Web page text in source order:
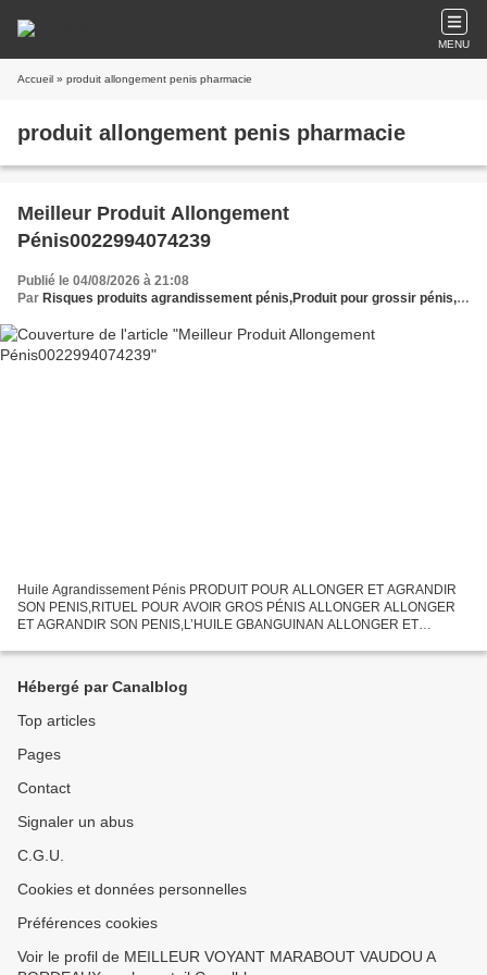
MENU
Accueil » produit allongement penis pharmacie
produit allongement penis pharmacie
Meilleur Produit Allongement
Pénis0022994074239
Publié le 04/08/2026 à 21:08
Par Risques produits agrandissement pénis,Produit pour grossir pénis,Avis produit allongement pénis,Produit pour taille pénis,Sérum pénis plus grand,Huile agrandissement pénis,Gel allongement pénis,
Huile Agrandissement Pénis PRODUIT POUR ALLONGER ET AGRANDIR
SON PENIS,RITUEL POUR AVOIR GROS PÉNIS ALLONGER ALLONGER
ET AGRANDIR SON PENIS,L’HUILE GBANGUINAN ALLONGER ET
largeur Puissant...
Hébergé par Canalblog
Top articles
Pages
Contact
Signaler un abus
C.G.U.
Cookies et données personnelles
Préférences cookies
Voir le profil de MEILLEUR VOYANT MARABOUT VAUDOU A